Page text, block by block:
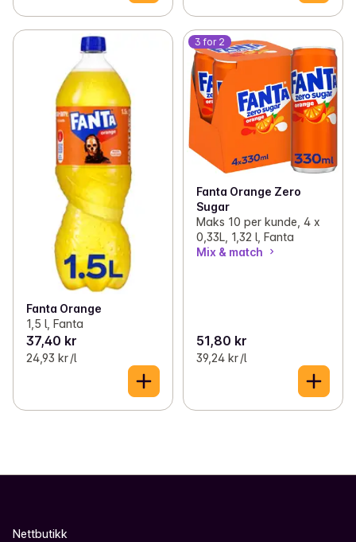
Fanta Orange
1,5 l, Fanta
37,40 kr
24,93 kr /l
3 for 2
Fanta Orange Zero
Sugar
Maks 10 per kunde, 4 x
0,33L, 1,32 l, Fanta
Mix & match
51,80 kr
39,24 kr /l
Nettbutikk